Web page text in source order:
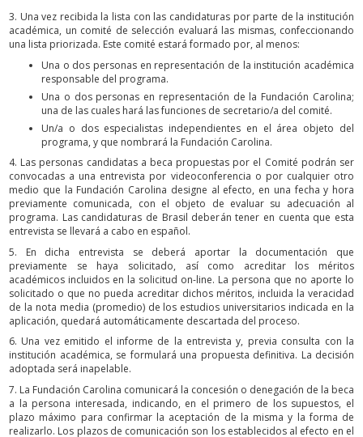
3. Una vez recibida la lista con las candidaturas por parte de la institución
académica, un comité de selección evaluará las mismas, confeccionando
una lista priorizada. Este comité estará formado por, al menos:
Una o dos personas en representación de la institución académica
responsable del programa.
Una o dos personas en representación de la Fundación Carolina;
una de las cuales hará las funciones de secretario/a del comité.
Un/a o dos especialistas independientes en el área objeto del
programa, y que nombrará la Fundación Carolina.
4. Las personas candidatas a beca propuestas por el Comité podrán ser
convocadas a una entrevista por videoconferencia o por cualquier otro
medio que la Fundación Carolina designe al efecto, en una fecha y hora
previamente comunicada, con el objeto de evaluar su adecuación al
programa. Las candidaturas de Brasil deberán tener en cuenta que esta
entrevista se llevará a cabo en español.
5. En dicha entrevista se deberá aportar la documentación que
previamente se haya solicitado, así como acreditar los méritos
académicos incluidos en la solicitud on-line. La persona que no aporte lo
solicitado o que no pueda acreditar dichos méritos, incluida la veracidad
de la nota media (promedio) de los estudios universitarios indicada en la
aplicación, quedará automáticamente descartada del proceso.
6. Una vez emitido el informe de la entrevista y, previa consulta con la
institución académica, se formulará una propuesta definitiva. La decisión
adoptada será inapelable.
7. La Fundación Carolina comunicará la concesión o denegación de la beca
a la persona interesada, indicando, en el primero de los supuestos, el
plazo máximo para confirmar la aceptación de la misma y la forma de
realizarlo. Los plazos de comunicación son los establecidos al efecto en el